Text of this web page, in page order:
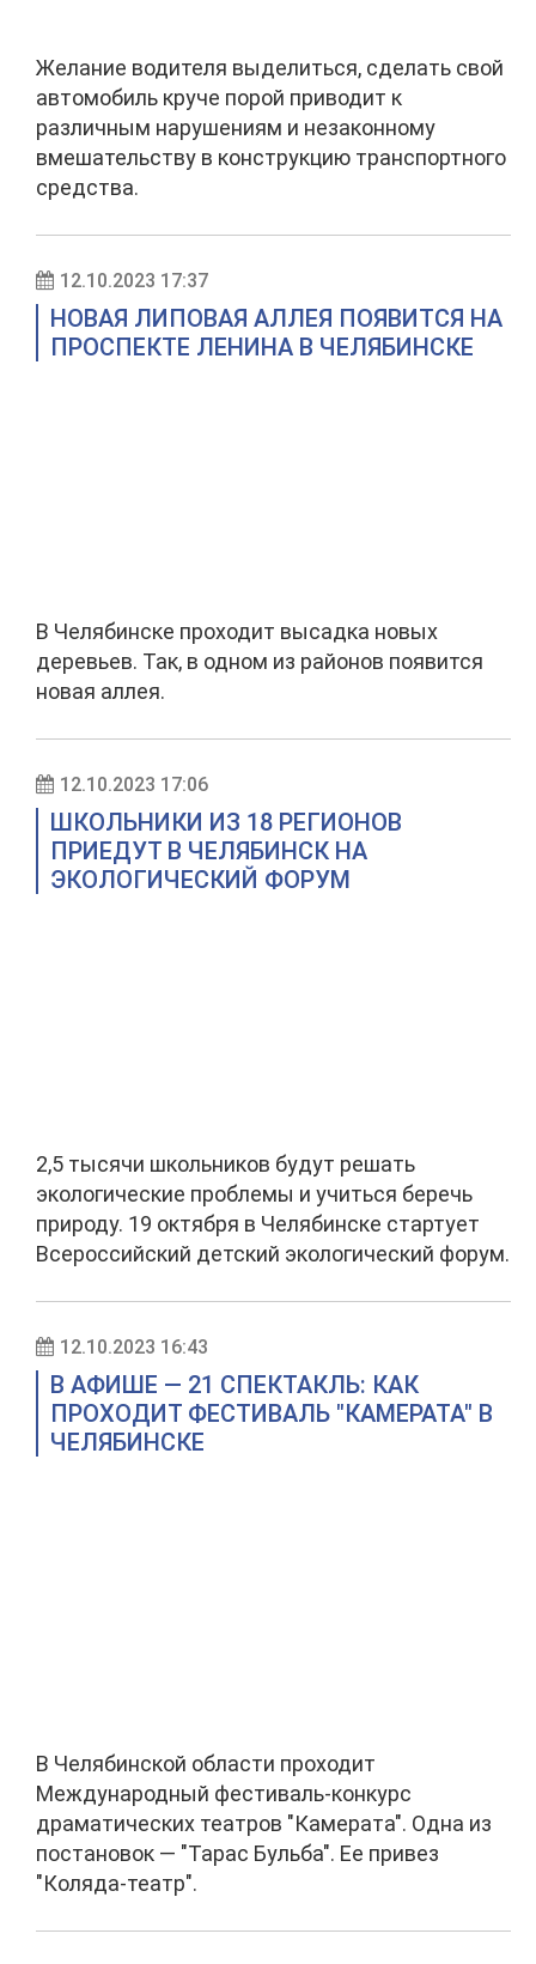
Желание водителя выделиться, сделать свой
автомобиль круче порой приводит к
различным нарушениям и незаконному
вмешательству в конструкцию транспортного
средства.
12.10.2023 17:37
НОВАЯ ЛИПОВАЯ АЛЛЕЯ ПОЯВИТСЯ НА
ПРОСПЕКТЕ ЛЕНИНА В ЧЕЛЯБИНСКЕ
В Челябинске проходит высадка новых
деревьев. Так, в одном из районов появится
новая аллея.
12.10.2023 17:06
ШКОЛЬНИКИ ИЗ 18 РЕГИОНОВ
ПРИЕДУТ В ЧЕЛЯБИНСК НА
ЭКОЛОГИЧЕСКИЙ ФОРУМ
2,5 тысячи школьников будут решать
экологические проблемы и учиться беречь
природу. 19 октября в Челябинске стартует
Всероссийский детский экологический форум.
12.10.2023 16:43
В АФИШЕ — 21 СПЕКТАКЛЬ: КАК
ПРОХОДИТ ФЕСТИВАЛЬ "КАМЕРАТА" В
ЧЕЛЯБИНСКЕ
В Челябинской области проходит
Международный фестиваль-конкурс
драматических театров "Камерата". Одна из
постановок — "Тарас Бульба". Ее привез
"Коляда-театр".